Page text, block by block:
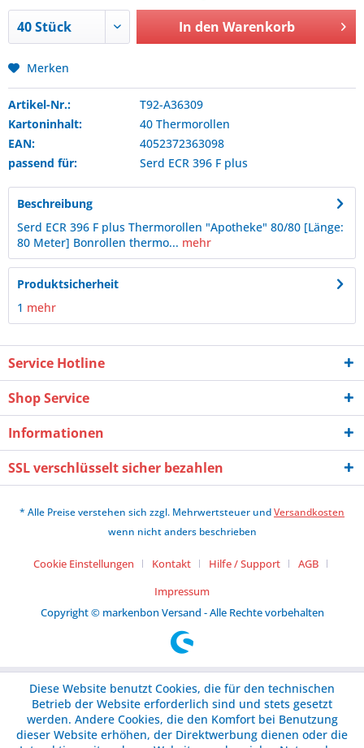
In den Warenkorb
Merken
Artikel-Nr.:
T92-A36309
Kartoninhalt:
40 Thermorollen
EAN:
4052372363098
passend für:
Serd ECR 396 F plus
Beschreibung
Serd ECR 396 F plus Thermorollen "Apotheke" 80/80 [Länge:
80 Meter] Bonrollen thermo... mehr
Produktsicherheit
1 mehr
Service Hotline
Shop Service
Informationen
SSL verschlüsselt sicher bezahlen
* Alle Preise verstehen sich zzgl. Mehrwertsteuer undVersandkosten
wenn nicht anders beschrieben
Cookie Einstellungen Kontakt Hilfe / Support
AGB
Impressum
Copyright © markenbon Versand - Alle Rechte vorbehalten
Diese Website benutzt Cookies, die für den technischen
Betrieb der Website erforderlich sind und stets gesetzt
werden. Andere Cookies, die den Komfort bei Benutzung
dieser Website erhöhen, der Direktwerbung dienen oder die